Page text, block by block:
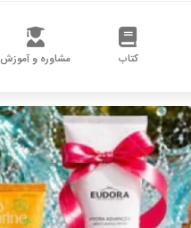
کتاب مشاوره و آموزش